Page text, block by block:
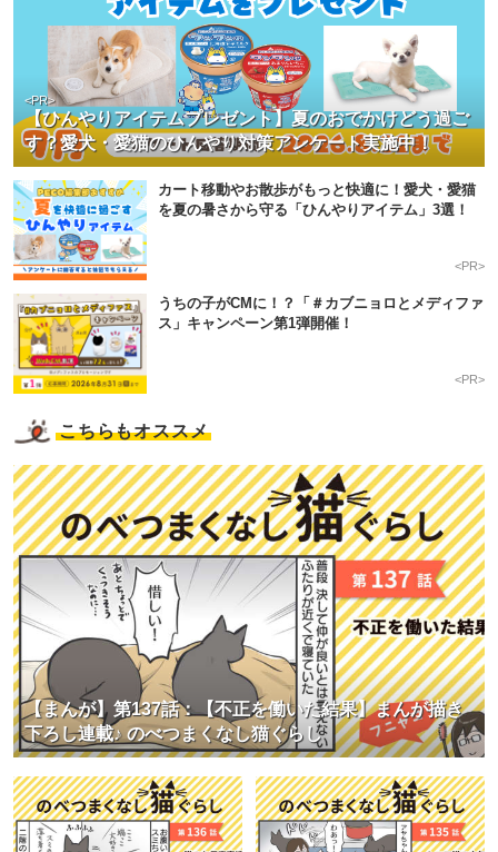
【ひんやりアイテムプレゼント】夏のおでかけどう過ご
す？愛犬・愛猫のひんやり対策アンケート実施中！
<PR>
カート移動やお散歩がもっと快適に！愛犬・愛猫
を夏の暑さから守る「ひんやりアイテム」3選！
<PR>
うちの子がCMに！？「＃カブニョロとメディファ
ス」キャンペーン第1弾開催！
<PR>
こちらもオススメ
【まんが】第137話：【不正を働いた結果】まんが描き
下ろし連載♪ のべつまくなし猫ぐらし